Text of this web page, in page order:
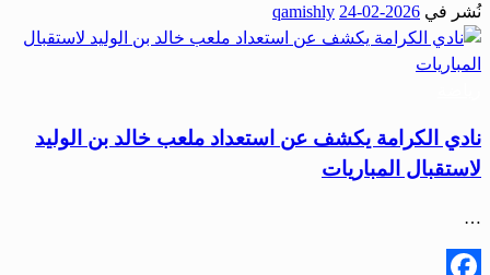
Share
نُشر في 2026-02-24
qamishly
نادي الكرامة يكشف عن استعداد ملعب خالد بن الوليد
لاستقبال المباريات
…